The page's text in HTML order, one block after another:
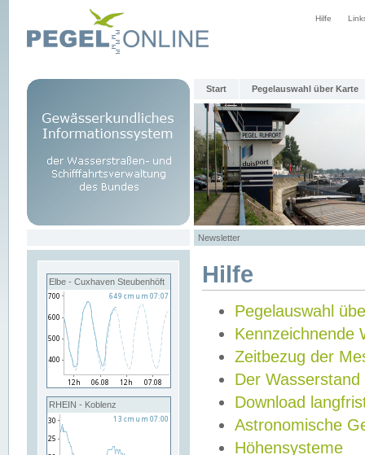
Hilfe
Start Pegelauswahl über Karte
Newsletter
Elbe - Cuxhaven Steubenhöft
RHEIN - Koblenz
Hilfe
Pegelauswahl
Kennzeichnende
Zeitbezug der
Der Wasserstand
Download
Astronomische
Höhensysteme